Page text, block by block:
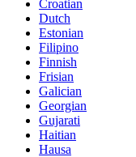
Croatian
Dutch
Estonian
Filipino
Finnish
Frisian
Galician
Georgian
Gujarati
Haitian
Hausa